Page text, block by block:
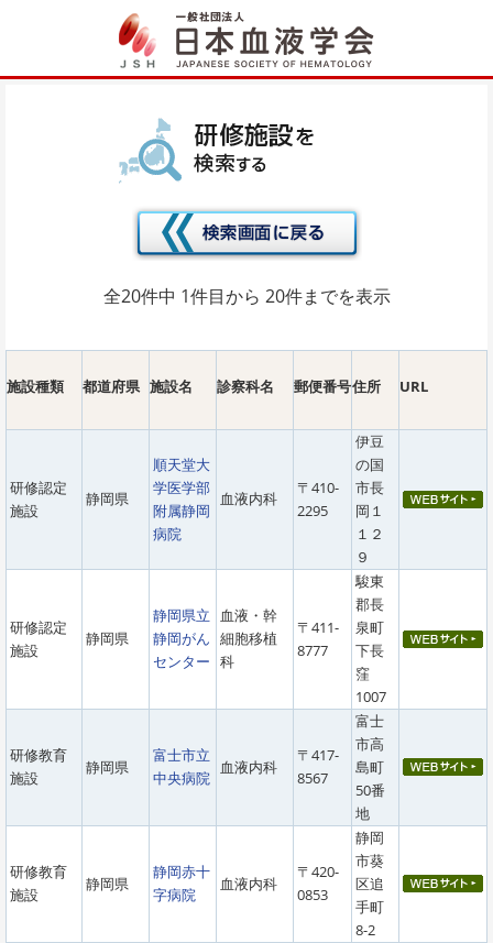
全20件中 1件目から 20件までを表示
施設種類 都道府県 施設名 診察科名 郵便番号住所 URL
研修認定
施設
静岡県
順天堂大
学医学部
附属静岡
病院
血液内科
〒410-
2295
伊豆
の国
市長
岡１
１２
９
研修認定
施設
静岡県
静岡県立
静岡がん
センター
血液・幹
細胞移植
科
〒411-
8777
駿東
郡長
泉町
下長
窪
1007
研修教育
施設
静岡県
富士市立
中央病院
血液内科
〒417-
8567
富士
市高
島町
50番
地
研修教育
施設
静岡県
静岡赤十
字病院
血液内科
〒420-
0853
静岡
市葵
区追
手町
8-2